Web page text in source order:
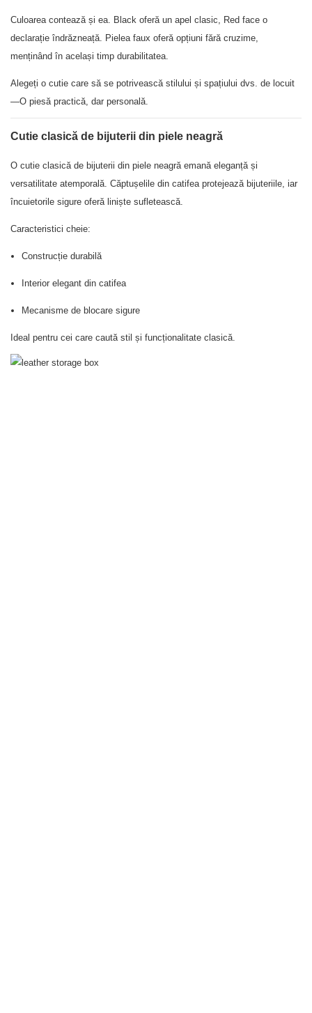
Culoarea contează și ea. Black oferă un apel clasic, Red face o
declarație îndrăzneață. Pielea faux oferă opțiuni fără cruzime,
menținând în același timp durabilitatea.
Alegeți o cutie care să se potrivească stilului și spațiului dvs. de locuit
—O piesă practică, dar personală.
Cutie clasică de bijuterii din piele neagră
O cutie clasică de bijuterii din piele neagră emană eleganță și
versatilitate atemporală. Căptușelile din catifea protejează bijuteriile, iar
încuietorile sigure oferă liniște sufletească.
Caracteristici cheie:
Construcție durabilă
Interior elegant din catifea
Mecanisme de blocare sigure
Ideal pentru cei care caută stil și funcționalitate clasică.